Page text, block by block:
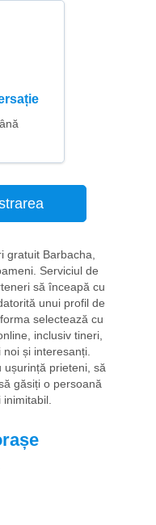
gratuit Barbacha,
Serviciul de
să înceapă cu
unui profil de
selectează cu
inclusiv tineri,
și interesanți.
ușurință prieteni, să
găsiți o persoană